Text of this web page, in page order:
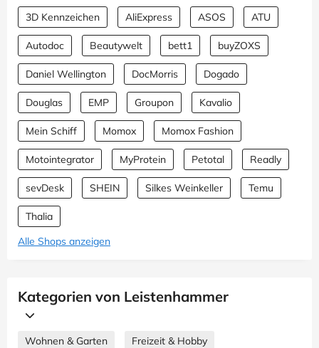
3D Kennzeichen AliExpress ASOS ATU
Autodoc Beautywelt bett1 buyZOXS
Daniel Wellington DocMorris Dogado
Douglas EMP Groupon Kavalio
Mein Schiff Momox Momox Fashion
Motointegrator MyProtein Petotal Readly
sevDesk SHEIN Silkes Weinkeller Temu
Thalia
Alle Shops anzeigen
Kategorien von Leistenhammer
Wohnen & Garten
Freizeit & Hobby